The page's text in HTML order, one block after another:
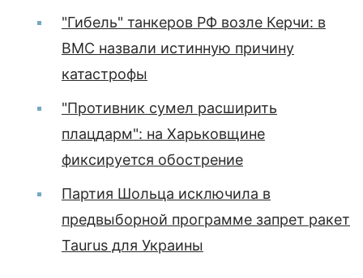
"Гибель" танкеров РФ возле Керчи: в
ВМС назвали истинную причину
катастрофы
"Противник сумел расширить
плацдарм": на Харьковщине
фиксируется обострение
Партия Шольца исключила в
предвыборной программе запрет ракет
Taurus для Украины